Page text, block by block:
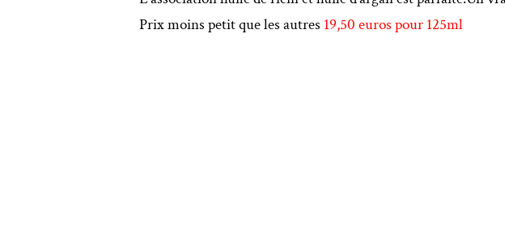
Prix moins petit que les autres 19,50 euros pour 125ml